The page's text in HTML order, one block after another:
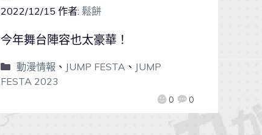
2022/12/15 作者: 鬆餅
0 0
今年舞台陣容也太豪華！
動漫情報 、 JUMP FESTA、 JUMP
FESTA 2023